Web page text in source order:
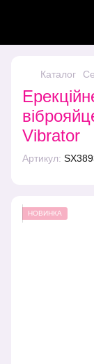
Каталог
Vibrator
Артикул:
НОВИНКА